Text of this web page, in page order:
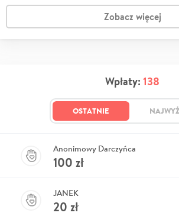
Zobacz więcej
Wpłaty: 138
OSTATNIE
Anonimowy Darczyńca
100 zł
JANEK
20 zł